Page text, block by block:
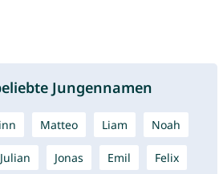
Jungennamen
Matteo Liam Noah
Julian Jonas Emil Felix